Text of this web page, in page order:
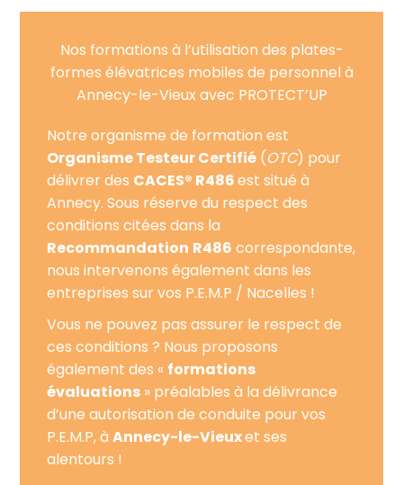
Nos formations à l’utilisation des plates-
formes élévatrices mobiles de personnel à
Annecy-le-Vieux avec PROTECT’UP
Notre organisme de formation est
Organisme Testeur Certifié (OTC) pour
délivrer des CACES® R486est situé à
Annecy. Sous réserve du respect des
conditions citées dans la
Recommandation R486 correspondante,
nous intervenons également dans les
entreprises sur vos P.E.M.P / Nacelles !
Vous ne pouvez pas assurer le respect de
ces conditions ? Nous proposons
également des « formations
évaluations » préalables à la délivrance
d’une autorisation de conduite pour vos
P.E.M.P, àAnnecy-le-Vieuxet ses
alentours !